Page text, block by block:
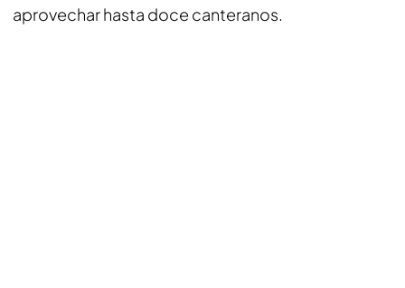
aprovechar hasta doce canteranos.